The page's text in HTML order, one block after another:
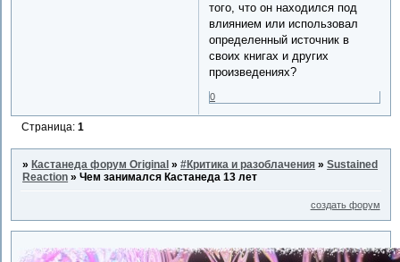
того, что он находился под
влиянием или использовал
определенный источник в
своих книгах и других
произведениях?
0
Страница:1
»Кастанеда форум Original »#Критика и разоблачения »Sustained
Reaction »Чем занимался Кастанеда 13 лет
создать форум